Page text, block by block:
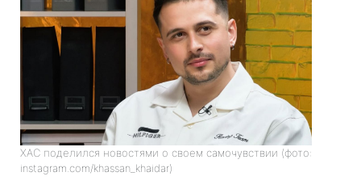
ХАС поделился новостями о своем самочувствии (фото:
instagram.com/khassan_khaidar)